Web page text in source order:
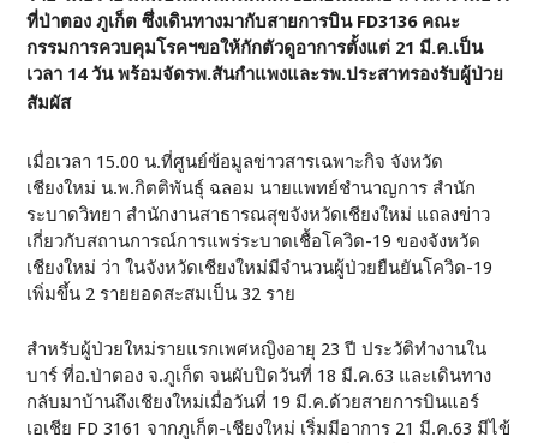
ที่ป่าตอง ภูเก็ต ซึ่งเดินทางมากับสายการบิน FD3136 คณะ
กรรมการควบคุมโรคฯขอให้กักตัวดูอาการตั้งแต่ 21 มี.ค.เป็น
เวลา 14 วัน พร้อมจัดรพ.สันกำแพงและรพ.ประสาทรองรับผู้ป่วย
สัมผัส
เมื่อเวลา 15.00 น.ที่ศูนย์ข้อมูลข่าวสารเฉพาะกิจ จังหวัด
เชียงใหม่ น.พ.กิตติพันธุ์ ฉลอม นายแพทย์ชำนาญการ สำนัก
ระบาดวิทยา สำนักงานสาธารณสุขจังหวัดเชียงใหม่ แถลงข่าว
เกี่ยวกับสถานการณ์การแพร่ระบาดเชื้อโควิด-19 ของจังหวัด
เชียงใหม่ ว่า ในจังหวัดเชียงใหม่มีจำนวนผู้ป่วยยืนยันโควิด-19
เพิ่มขึ้น 2 รายยอดสะสมเป็น 32 ราย
สำหรับผู้ป่วยใหม่รายแรกเพศหญิงอายุ 23 ปี ประวัติทำงานใน
บาร์ ที่อ.ป่าตอง จ.ภูเก็ต จนผับปิดวันที่ 18 มี.ค.63 และเดินทาง
กลับมาบ้านถึงเชียงใหม่เมื่อวันที่ 19 มี.ค.ด้วยสายการบินแอร์
เอเชีย FD 3161 จากภูเก็ต-เชียงใหม่ เริ่มมีอาการ 21 มี.ค.63 มีไข้